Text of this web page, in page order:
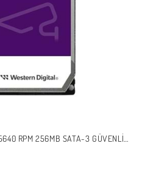
RPM 256MB SATA-3 GÜVENLIK